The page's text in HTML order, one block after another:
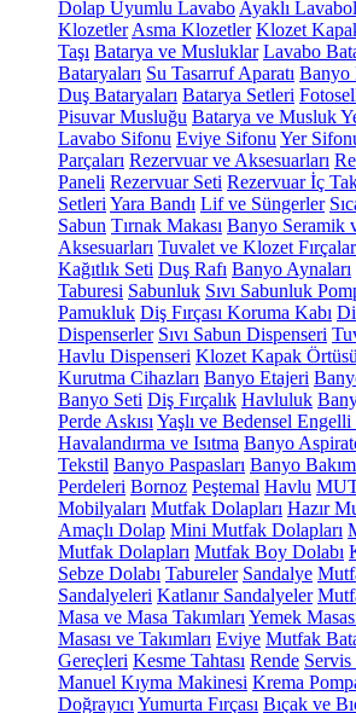
Dolap Uyumlu Lavabo Ayaklı
Klozetler Asma Klozetler Klozet
Taşı Batarya ve Musluklar Lavabo
Bataryaları Su Tasarruf Aparatı Banyo
Duş Bataryaları Batarya Setleri
Pisuvar Musluğu Batarya ve Musluk
Lavabo Sifonu Eviye Sifonu Yer
Parçaları Rezervuar ve Aksesuarları
Paneli Rezervuar Seti Rezervuar İç
Setleri Yara Bandı Lif ve Süngerler
Sabun Tırnak Makası Banyo Seramik
Aksesuarları Tuvalet ve Klozet
Kağıtlık Seti Duş Rafı Banyo Aynaları
Taburesi Sabunluk Sıvı Sabunluk
Pamukluk Diş Fırçası Koruma Kabı
Dispenserler Sıvı Sabun Dispenseri
Havlu Dispenseri Klozet Kapak
Kurutma Cihazları Banyo Etajeri
Banyo Seti Diş Fırçalık Havluluk
Perde Askısı Yaşlı ve Bedensel
Havalandırma ve Isıtma Banyo
Tekstil Banyo Paspasları Banyo
Perdeleri Bornoz Peştemal Havlu
Mobilyaları Mutfak Dolapları Hazır
Amaçlı Dolap Mini Mutfak Dolapları
Mutfak Dolapları Mutfak Boy Dolabı
Sebze Dolabı Tabureler Sandalye
Sandalyeleri Katlanır Sandalyeler
Masa ve Masa Takımları Yemek
Masası ve Takımları Eviye Mutfak
Gereçleri Kesme Tahtası Rende
Manuel Kıyma Makinesi Krema
Doğrayıcı Yumurta Fırçası Bıçak ve